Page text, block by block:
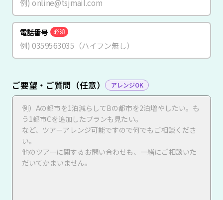
電話番号 必須
ご要望・ご質問（任意） アレンジOK